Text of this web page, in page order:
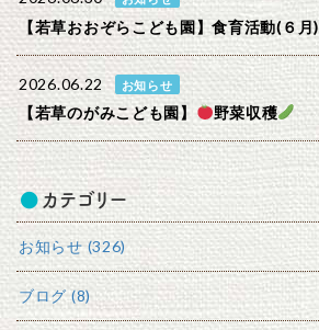
【若草おおぞらこども園】食育活動(６月)
2026.06.22 お知らせ
【若草のがみこども園】 野菜収穫
カテゴリー
お知らせ (326)
ブログ (8)